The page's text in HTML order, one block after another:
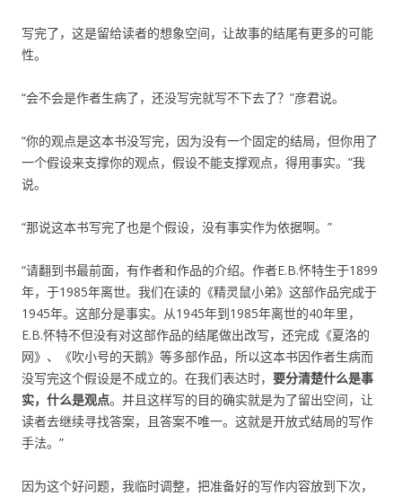
写完了，这是留给读者的想象空间，让故事的结尾有更多的可能
性。
“会不会是作者生病了，还没写完就写不下去了？”彦君说。
“你的观点是这本书没写完，因为没有一个固定的结局，但你用了
一个假设来支撑你的观点，假设不能支撑观点，得用事实。”我
说。
“那说这本书写完了也是个假设，没有事实作为依据啊。”
“请翻到书最前面，有作者和作品的介绍。作者E.B.怀特生于1899
年，于1985年离世。我们在读的《精灵鼠小弟》这部作品完成于
1945年。这部分是事实。从1945年到1985年离世的40年里，
E.B.怀特不但没有对这部作品的结尾做出改写，还完成《夏洛的
网》、《吹小号的天鹅》等多部作品，所以这本书因作者生病而
没写完这个假设是不成立的。在我们表达时， 要分清楚什么是事
实，什么是观点。并且这样写的目的确实就是为了留出空间，让
读者去继续寻找答案，且答案不唯一。这就是开放式结局的写作
手法。”
因为这个好问题，我临时调整，把准备好的写作内容放到下次，